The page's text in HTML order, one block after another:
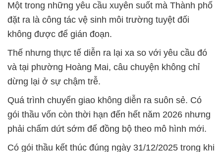
Một trong những yêu cầu xuyên suốt mà Thành phố
đặt ra là công tác vệ sinh môi trường tuyệt đối
không được để gián đoạn.
Thế nhưng thực tế diễn ra lại xa so với yêu cầu đó
và tại phường Hoàng Mai, câu chuyện không chỉ
dừng lại ở sự chậm trễ.
Quá trình chuyển giao không diễn ra suôn sẻ. Có
gói thầu vốn còn thời hạn đến hết năm 2026 nhưng
phải chấm dứt sớm để đồng bộ theo mô hình mới.
Có gói thầu kết thúc đúng ngày 31/12/2025 trong khi